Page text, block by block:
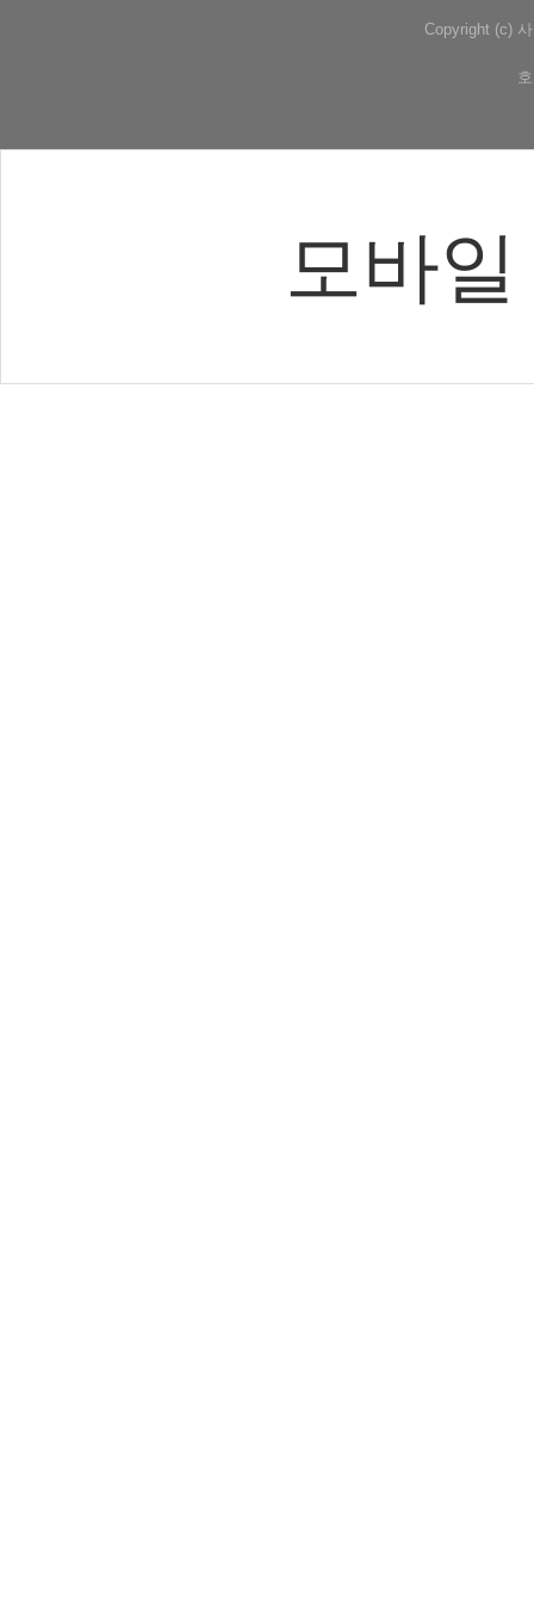
Copyright (c)
모바